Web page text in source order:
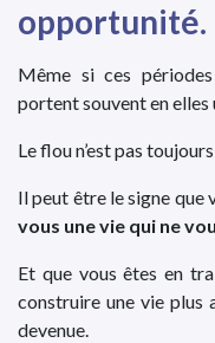
opportunité.
Même si ces
portent souvent en
Le flou n’est pas
Il peut être le signe que
vous une vie qui ne
Et que vous êtes en
construire une vie plus
devenue.